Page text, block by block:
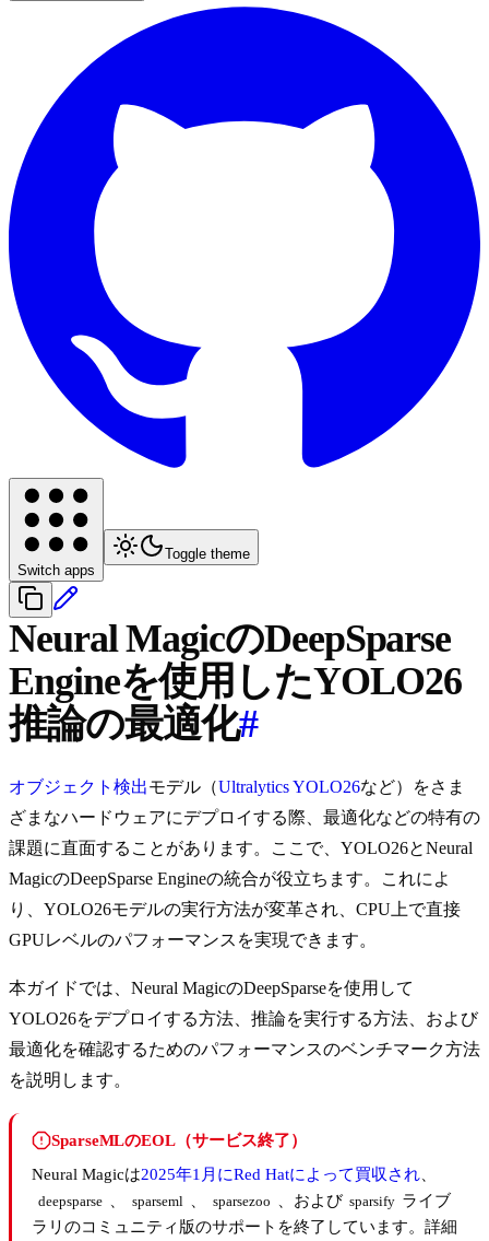
Switch apps
Toggle theme
Neural MagicのDeepSparse
Engineを使用したYOLO26
推論の最適化#
オブジェクト検出モデル（Ultralytics YOLO26など）をさま
ざまなハードウェアにデプロイする際、最適化などの特有の
課題に直面することがあります。ここで、YOLO26とNeural
MagicのDeepSparse Engineの統合が役立ちます。これによ
り、YOLO26モデルの実行方法が変革され、CPU上で直接
GPUレベルのパフォーマンスを実現できます。
本ガイドでは、Neural MagicのDeepSparseを使用して
YOLO26をデプロイする方法、推論を実行する方法、および
最適化を確認するためのパフォーマンスのベンチマーク方法
を説明します。
SparseMLのEOL（サービス終了）
Neural Magicは2025年1月にRed Hatによって買収され
deepsparse sparseml sparsezoo 、および sparsify ライブ
ラリのコミュニティ版のサポートを終了しています。詳細